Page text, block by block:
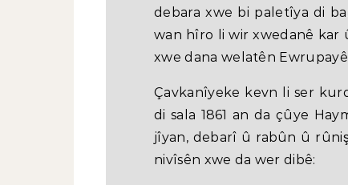
debara xwe bi paletîya di
wan hîro li wir xwedanê kar
xwe dana welatên
Çavkanîyeke kevn li ser
di sala 1861 an da çûye
jîyan, debarî û rabûn û
nivîsên xwe da wer dibê: